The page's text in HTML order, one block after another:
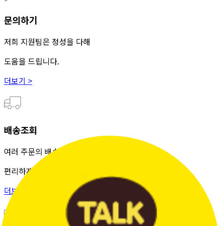
문의하기
저희 지원팀은 정성을 다해
도움을 드립니다.
더보기 >
배송조회
여러 주문의 배송 상태를 한 화면에서
편리하게 조회할 수 있습니다.
더보기 >